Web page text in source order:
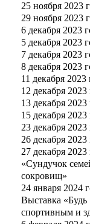
25 ноября 2023
29 ноября 2023
6 декабря 2023
5 декабря 2023
7 декабря 2023
8 декабря 2023
11 декабря 2023
12 декабря 2023
13 декабря 2023
15 декабря 2023
23 декабря 2023
26 декабря 2023
27 декабря 2023
«Сундучок
сокровищ»
24 января 2024
Выставка «Будь
спортивным и